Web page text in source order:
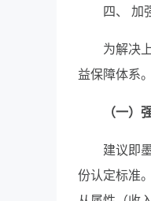
四、 加
为解决
益保障体系。
（一）
建议即
份认定标准